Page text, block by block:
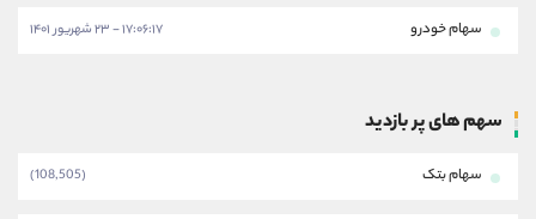
سهام خودرو ۱۷:۰۶:۱۷ - ۲۳ شهریور ۱۴۰۱
سهم های پر بازدید
سهام بتک (108,505)